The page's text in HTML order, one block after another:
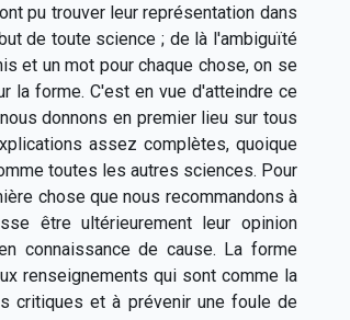
pu trouver leur représentation dans
de toute science ; de là l'ambiguïté
et un mot pour chaque chose, on se
la forme. C'est en vue d'atteindre ce
donnons en premier lieu sur tous
assez complètes, quoique
toutes les autres sciences. Pour
chose que nous recommandons à
être ultérieurement leur opinion
connaissance de cause. La forme
renseignements qui sont comme la
critiques et à prévenir une foule de